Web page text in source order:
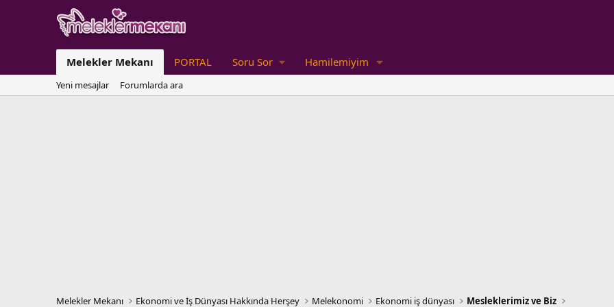
Melekler Mekanı PORTAL Soru Sor Hamilemiyim
Yeni mesajlar Forumlarda ara
Melekler Mekanı Ekonomi ve İş Dünyası Hakkında Herşey Melekonomi Ekonomi iş dünyası Mesleklerimiz ve Biz